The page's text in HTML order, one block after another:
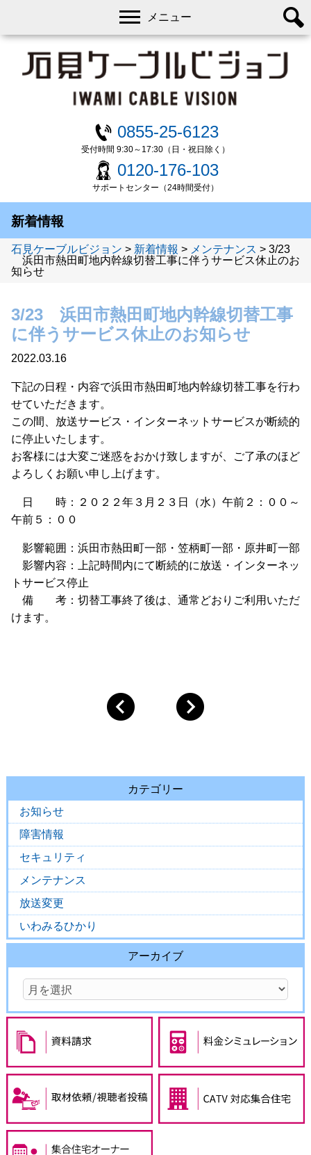
0855-25-6123
受付時間 9:30～17:30（日・祝日除く）
0120-176-103
サポートセンター（24時間受付）
メニュー
新着情報
石見ケーブルビジョン > 新着情報 > メンテナンス > 3/23
浜田市熱田町地内幹線切替工事に伴うサービス休止のお
知らせ
3/23 浜田市熱田町地内幹線切替工事
に伴うサービス休止のお知らせ
2022.03.16
下記の日程・内容で浜田市熱田町地内幹線切替工事を行わ
せていただきます。
この間、放送サービス・インターネットサービスが断続的
に停止いたします。
お客様には大変ご迷惑をおかけ致しますが、ご了承のほど
よろしくお願い申し上げます。
日 時：２０２２年３月２３日（水）午前２：００～
午前５：００
影響範囲：浜田市熱田町一部・笠柄町一部・原井町一部
影響内容：上記時間内にて断続的に放送・インターネッ
トサービス停止
備 考：切替工事終了後は、通常どおりご利用いただ
けます。
カテゴリー
お知らせ
障害情報
セキュリティ
メンテナンス
放送変更
いわみるひかり
アーカイブ